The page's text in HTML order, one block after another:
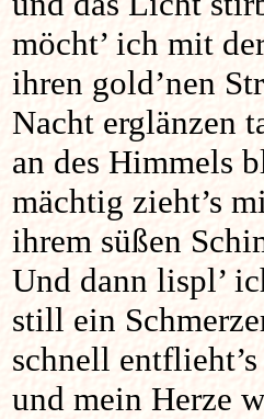
möcht’ ich mit
ihren gold’nen
Nacht erglänzen
an des Himmels
mächtig zieht’s
ihrem süßen
Und dann lispl’
still ein
schnell
und mein Herze